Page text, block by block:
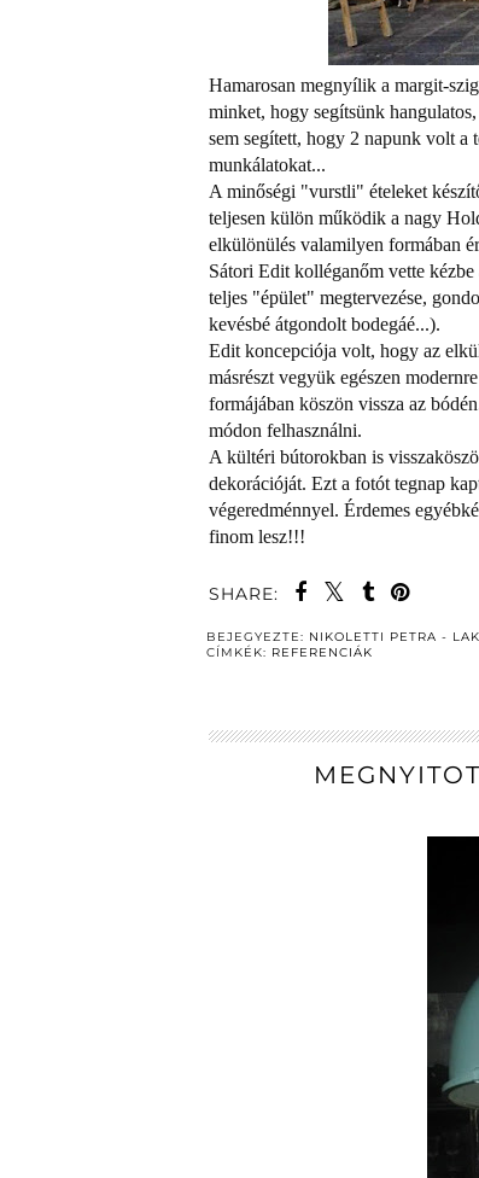
Hamarosan megnyílik a margit-
minket, hogy segítsünk
sem segített, hogy 2 napunk volt a
munkálatokat...
A minőségi "vurstli" ételeket
teljesen külön működik a nagy
elkülönülés valamilyen formában
Sátori Edit kolléganőm vette
teljes "épület" megtervezése,
kevésbé átgondolt bodegáé...).
Edit koncepciója volt, hogy az
másrészt vegyük egészen
formájában köszön vissza az
módon felhasználni.
A kültéri bútorokban is
dekorációját. Ezt a fotót tegnap
végeredménnyel. Érdemes
finom lesz!!!
SHARE:
BEJEGYEZTE: NIKOLETTI PETRA -
CÍMKÉK: REFERENCIÁK